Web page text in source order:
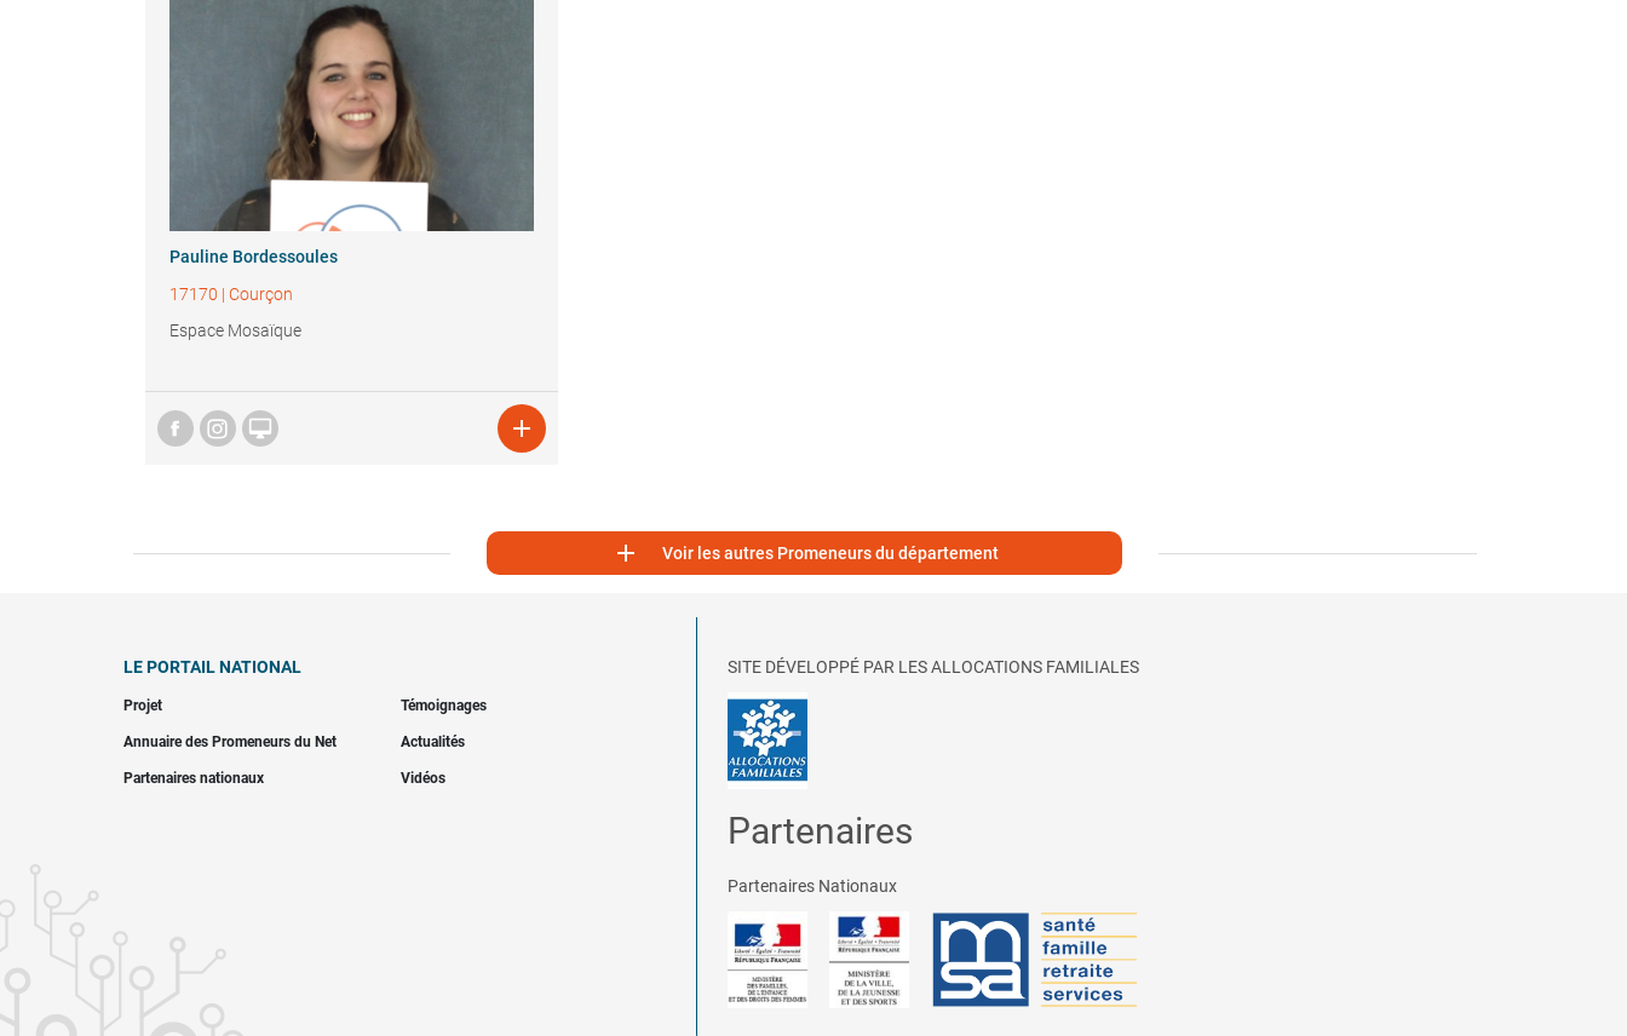
Pauline Bordessoules
17170 | Courçon
Espace Mosaïque
 
 Voir les autres Promeneurs du département
LE PORTAIL NATIONAL
Projet Témoignages
Annuaire des Promeneurs du Net Actualités
Partenaires nationaux Vidéos
SITE DÉVELOPPÉ PAR LES ALLOCATIONS FAMILIALES
Partenaires
Partenaires Nationaux